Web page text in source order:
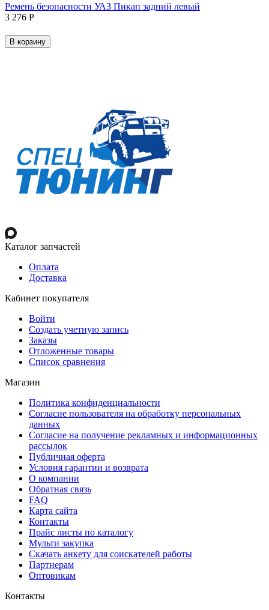
Ремень безопасности УАЗ Пикап задний левый
3 276 Р
В корзину
Каталог запчастей
Оплата
Доставка
Кабинет покупателя
Войти
Создать учетную запись
Заказы
Отложенные товары
Список сравнения
Магазин
Политика конфиденциальности
Согласие пользователя на обработку персональных
данных
Согласие на получение рекламных и информационных
рассылок
Публичная оферта
Условия гарантии и возврата
О компании
Обратная связь
FAQ
Карта сайта
Контакты
Прайс листы по каталогу
Мульти закупка
Скачать анкету для соискателей работы
Партнерам
Оптовикам
Контакты